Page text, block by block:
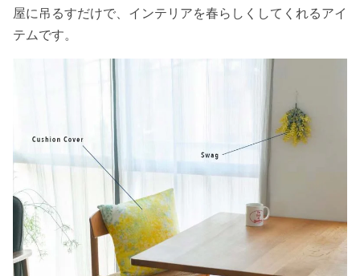
屋に吊るすだけで、インテリアを春らしくしてくれるアイ
テムです。